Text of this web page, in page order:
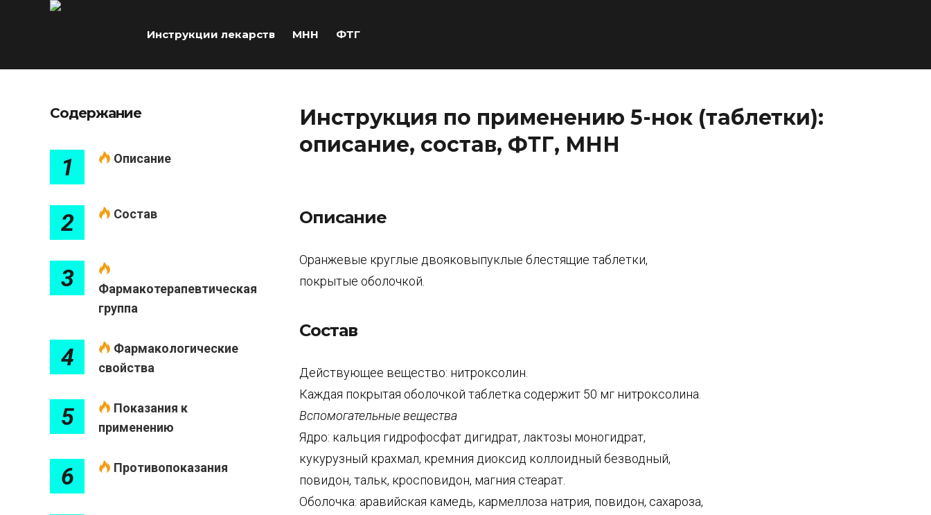
Инструкции лекарств МНН ФТГ
Инструкция по применению 5-нок (таблетки):
описание, состав, ФТГ, МНН
Описание
Оранжевые круглые двояковыпуклые блестящие таблетки,
покрытые оболочкой.
Состав
Действующее вещество: нитроксолин.
Каждая покрытая оболочкой таблетка содержит 50 мг нитроксолина.
Вспомогательные вещества
Ядро: кальция гидрофосфат дигидрат, лактозы моногидрат,
кукурузный крахмал, кремния диоксид коллоидный безводный,
повидон, тальк, кросповидон, магния стеарат.
Оболочка: аравийская камедь, кармеллоза натрия, повидон, сахароза,
Содержание
1 Описание
2 Состав
3
Фармакотерапевтическая
группа
4
Фармакологические
свойства
5
Показания к
применению
6 Противопоказания